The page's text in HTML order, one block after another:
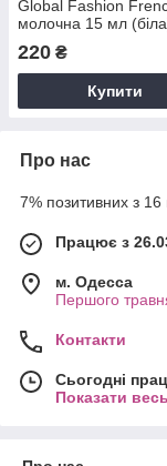
Global Fashion
молочна 15 мл
220 ₴
Купити
Про нас
7% позитивних з 16
Працює з
м. Одесса
Першого
Контакти
Сьогодні
Показати